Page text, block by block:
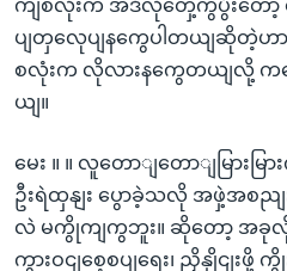
ကျစလုံးက အဲဒီလိုတှေ့ကွပွီးတေ
ပျတှလေုပျနကွေပါတယျဆိုတဲ့ဟ
စလုံးက လိုလားနကွေတယျလို့ ကန
ယျ။
မေး ။ ။ လူတောျတောျမြားမ
ဦးရဲထှနျး ပွောခဲ့သလို အဖှဲ့အစညျ
လဲ မကွိုကျကွဘူး။ ဆိုတော့ အခုလို
ကွားဝငျစေ့စပျရေး၊ ညှိနှိုငျးဖို့